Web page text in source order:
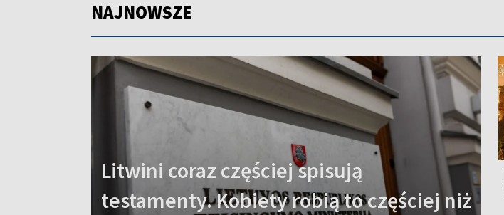
NAJNOWSZE
Litwini coraz częściej spisują
testamenty. Kobiety robią to częściej niż